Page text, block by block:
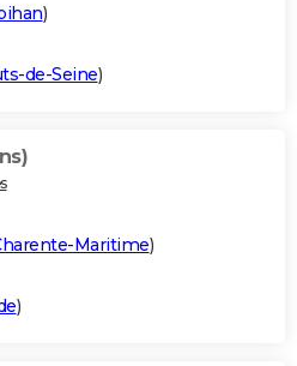
)
de-Seine)
Maritime)
)